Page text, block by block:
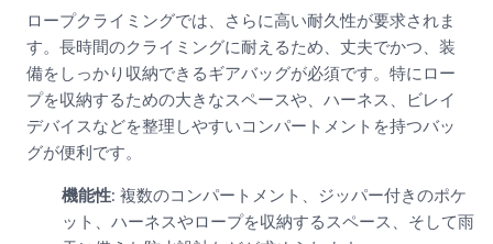
ロープクライミングでは、さらに高い耐久性が要求されま
す。長時間のクライミングに耐えるため、丈夫でかつ、装
備をしっかり収納できるギアバッグが必須です。特にロー
プを収納するための大きなスペースや、ハーネス、ビレイ
デバイスなどを整理しやすいコンパートメントを持つバッ
グが便利です。
機能性: 複数のコンパートメント、ジッパー付きのポケ
ット、ハーネスやロープを収納するスペース、そして雨